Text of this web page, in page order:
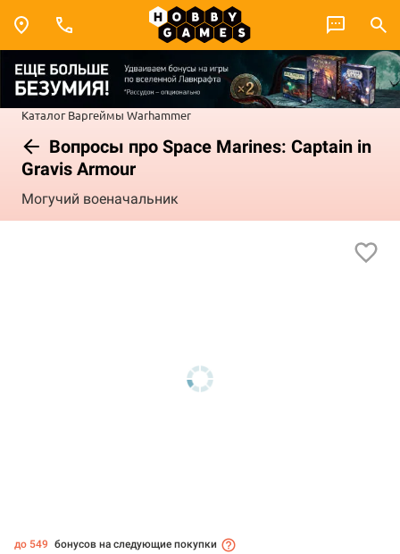
Каталог Варгеймы Warhammer
Вопросы про Space Marines: Captain in
Gravis Armour
Могучий военачальник
до 549 бонусов на следующие покупки